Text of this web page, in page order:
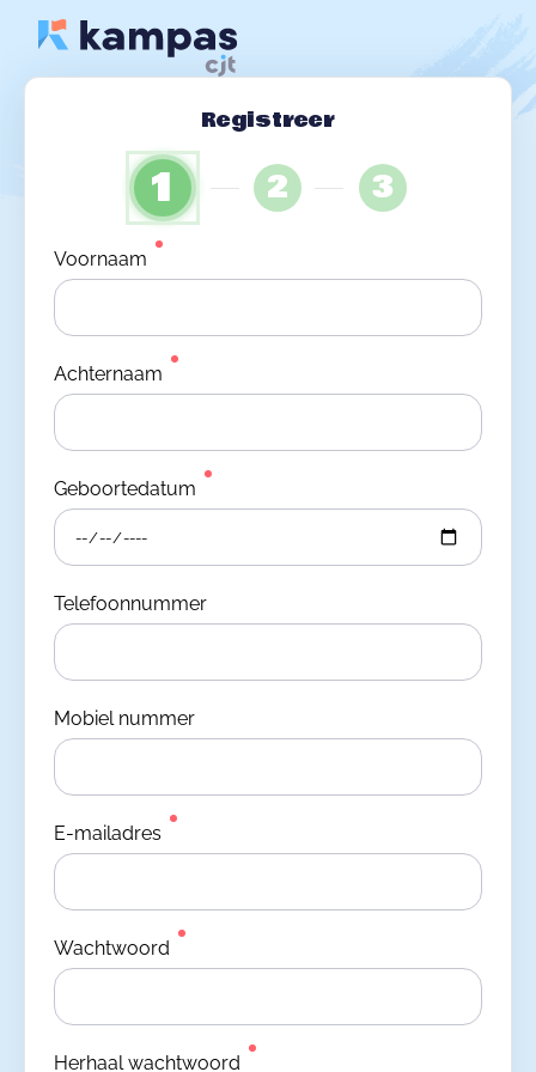
Registreer
1 2 3
Voornaam
Achternaam
Geboortedatum
Telefoonnummer
Mobiel nummer
E-mailadres
Wachtwoord
Herhaal wachtwoord